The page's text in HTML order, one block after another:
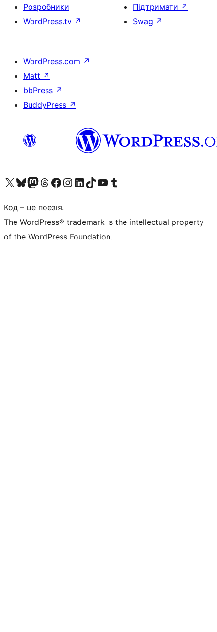
Розробники
WordPress.tv ↗
Підтримати ↗
Swag ↗
WordPress.com ↗
Matt ↗
bbPress ↗
BuddyPress ↗
Visit our X (formerly Twitter) account
Visit our Bluesky account
Завітайте до нашої стрічки в Mastodon
Visit our Threads account
Завітайте на нашу сторінку в Facebook
Visit our Instagram account
Visit our LinkedIn account
Visit our TikTok account
Visit our YouTube channel
Visit our Tumblr account
Код – це поезія.
The WordPress® trademark is the intellectual property
of the WordPress Foundation.